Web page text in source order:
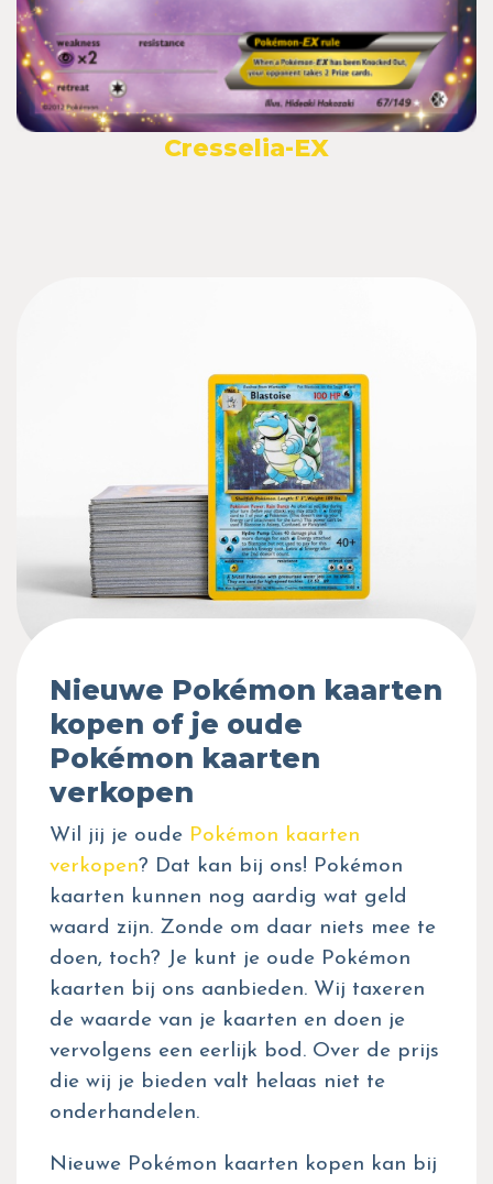
Cresselia-EX
Nieuwe Pokémon kaarten
kopen of je oude
Pokémon kaarten
verkopen
Wil jij je oude Pokémon kaarten
verkopen? Dat kan bij ons! Pokémon
kaarten kunnen nog aardig wat geld
waard zijn. Zonde om daar niets mee te
doen, toch? Je kunt je oude Pokémon
kaarten bij ons aanbieden. Wij taxeren
de waarde van je kaarten en doen je
vervolgens een eerlijk bod. Over de prijs
die wij je bieden valt helaas niet te
onderhandelen.
Nieuwe Pokémon kaarten kopen kan bij